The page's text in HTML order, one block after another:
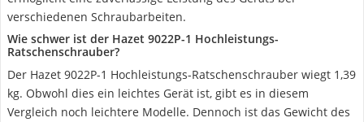
verschiedenen Schraubarbeiten.
Wie schwer ist der Hazet 9022P-1 Hochleistungs-
Ratschenschrauber?
Der Hazet 9022P-1 Hochleistungs-Ratschenschrauber wiegt 1,39
kg. Obwohl dies ein leichtes Gerät ist, gibt es in diesem
Vergleich noch leichtere Modelle. Dennoch ist das Gewicht des